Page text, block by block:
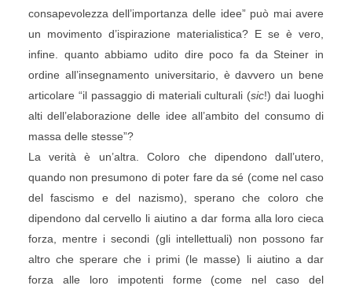
consapevolezza dell’importanza delle idee” può mai avere
un movimento d’ispirazione materialistica? E se è vero,
infine. quanto abbiamo udito dire poco fa da Steiner in
ordine all’insegnamento universitario, è davvero un bene
articolare “il passaggio di materiali culturali (sic!) dai luoghi
alti dell’elaborazione delle idee all’ambito del consumo di
massa delle stesse”?
La verità è un’altra. Coloro che dipendono dall’utero,
quando non presumono di poter fare da sé (come nel caso
del fascismo e del nazismo), sperano che coloro che
dipendono dal cervello li aiutino a dar forma alla loro cieca
forza, mentre i secondi (gli intellettuali) non possono far
altro che sperare che i primi (le masse) li aiutino a dar
forza alle loro impotenti forme (come nel caso del